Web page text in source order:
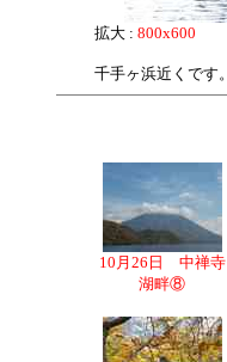
拡大 : 800x600
千手ヶ浜近くです。
10月26日 中禅寺
湖畔⑧